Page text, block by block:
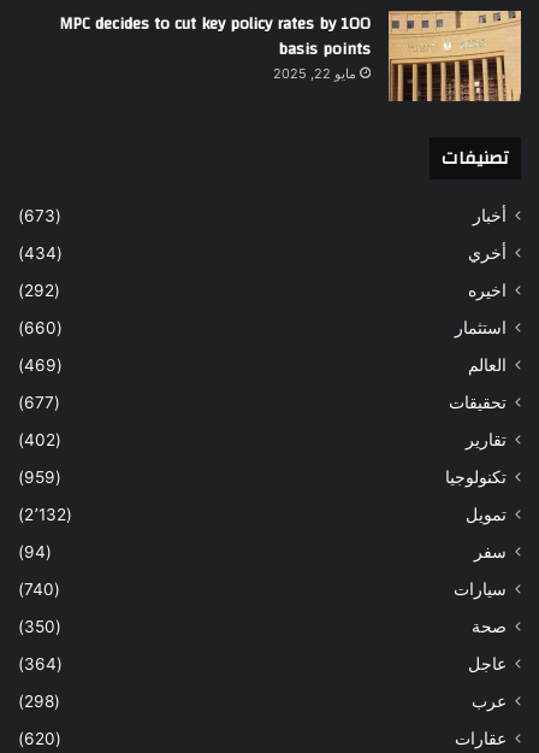
MPC decides to cut key policy rates by 100
basis points
مايو 22, 2025
تصنيفات
أخبار
(673)
أخري
(434)
اخيره
(292)
استثمار
(660)
العالم
(469)
تحقيقات
(677)
تقارير
(402)
تكنولوجيا
(959)
تمويل
(2٬132)
سفر
(94)
سيارات
(740)
صحة
(350)
عاجل
(364)
عرب
(298)
عقارات
(620)